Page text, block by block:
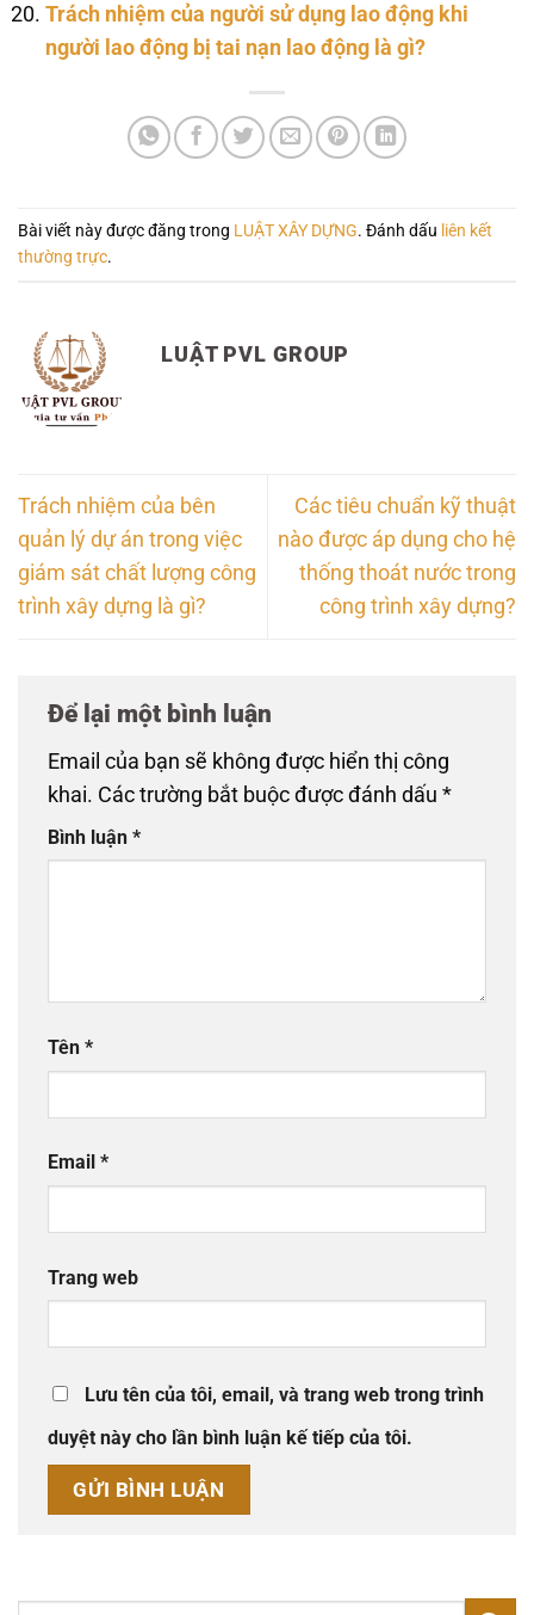
Trách nhiệm của người sử dụng lao động khi
người lao động bị tai nạn lao động là gì?
Bài viết này được đăng trong LUẬT XÂY DỰNG. Đánh dấu liên kết
thường trực.
LUẬT PVL GROUP
Trách nhiệm của bên
quản lý dự án trong việc
giám sát chất lượng công
trình xây dựng là gì?
Các tiêu chuẩn kỹ thuật
nào được áp dụng cho hệ
thống thoát nước trong
công trình xây dựng?
Để lại một bình luận
Email của bạn sẽ không được hiển thị công
khai. Các trường bắt buộc được đánh dấu *
Bình luận *
Tên *
Email *
Trang web
Lưu tên của tôi, email, và trang web trong trình
duyệt này cho lần bình luận kế tiếp của tôi.